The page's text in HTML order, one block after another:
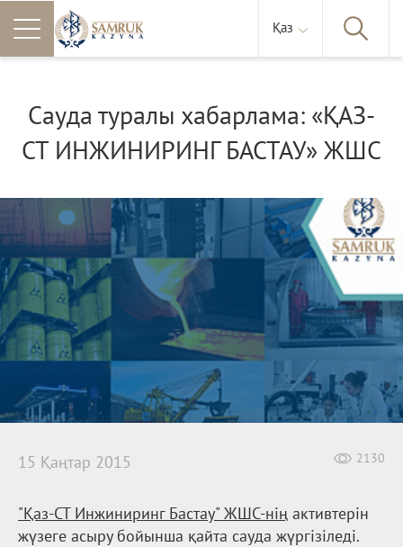
Қаз
Сауда туралы хабарлама: «ҚАЗ-
СТ ИНЖИНИРИНГ БАСТАУ» ЖШС
2130
15 Қаңтар 2015
"Қаз-СТ Инжиниринг Бастау" ЖШС-нің активтерін
жүзеге асыру бойынша қайта сауда жүргізіледі.